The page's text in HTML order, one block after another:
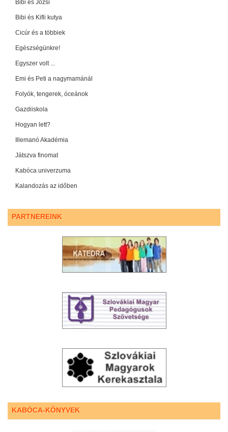
Bibi és Józsi
Bibi és Kifli kutya
Cicúr és a többiek
Egészségünkre!
Egyszer volt ...
Emi és Peti a nagymamánál
Folyók, tengerek, óceánok
Gazdiiskola
Hogyan lett?
Illemanó Akadémia
Játszva finomat
Kabóca univerzuma
Kalandozás az időben
PARTNEREINK
KABÓCA-KÖNYVEK